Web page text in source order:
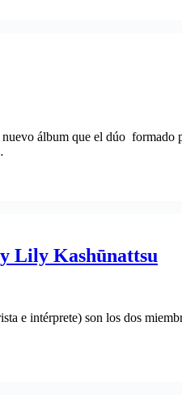
álbum que el dúo
Lily Kashūnattsu
e intérprete) son los dos